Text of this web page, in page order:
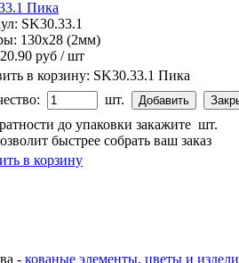
Пика
SK30.33.1
130x28 (2мм)
20.90 руб / шт
в корзину: SK30.33.1 Пика
шт.
до упаковки закажите шт.
быстрее собрать ваш заказ
в корзину
- кованые элементы, цветы и